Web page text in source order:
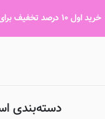
خرید اول ۱۰ درصد تخفیف برای خرید تا سقف ۲ میلیون تومان با کد woshan80
دسته‌بندی